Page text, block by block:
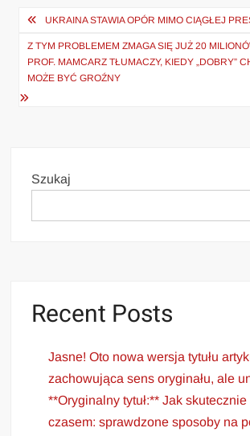
Nawigacja
wpisu
UKRAINA STAWIA OPÓR MIMO CIĄGŁEJ
Z TYM PROBLEMEM ZMAGA SIĘ JUŻ 20
PROF. MAMCARZ TŁUMACZY, KIEDY „DOBRY”
MOŻE BYĆ GROŹNY
Szukaj
Recent Posts
Jasne! Oto nowa wersja tytułu
zachowująca sens oryginału, ale
**Oryginalny tytuł:** Jak
czasem: sprawdzone sposoby na